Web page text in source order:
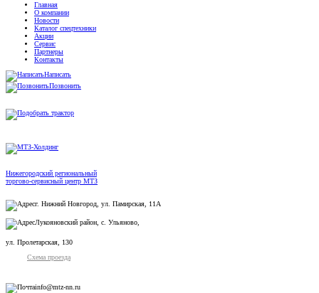
Главная
О компании
Новости
Каталог спецтехники
Акции
Сервис
Партнеры
Контакты
Написать
Позвонить
Нижегородский региональный
торгово-сервисный центр МТЗ
г. Нижний Новгород, ул. Памирская, 11А
Лукояновский район, с. Ульяново,
ул. Пролетарская, 130
Схема проезда
info@mtz-nn.ru